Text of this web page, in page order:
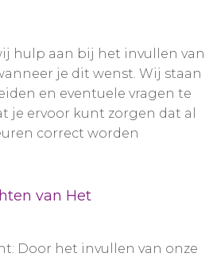
hulp aan bij het invullen van
je dit wenst. Wij staan
en eventuele vragen te
je ervoor kunt zorgen dat al
correct worden
van Het
Door het invullen van onze